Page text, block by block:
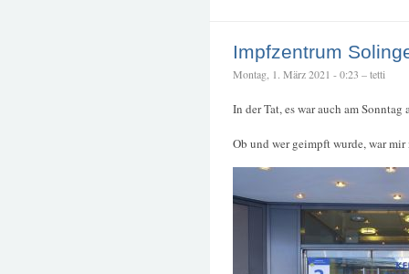
Impfzentrum
Montag, 1. März 2021 - 0:23 – tetti
In der Tat, es war auch am
Ob und wer geimpft wurde, war